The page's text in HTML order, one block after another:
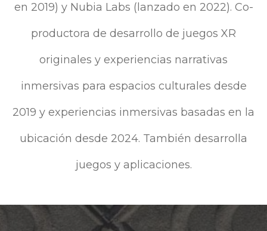
en 2019) y Nubia Labs (lanzado en 2022). Co-
productora de desarrollo de juegos XR
originales y experiencias narrativas
inmersivas para espacios culturales desde
2019 y experiencias inmersivas basadas en la
ubicación desde 2024. También desarrolla
juegos y aplicaciones.